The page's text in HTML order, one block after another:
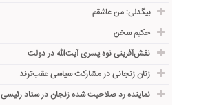
بیگدلی: من عاشقم
حکیم سخن
نقش‌آفرینی نوه پسری آیت‌الله در دولت
زنان زنجانی در مشارکت سیاسی عقب‌ترند
نماینده رد صلاحیت شده زنجان در ستاد رئیسی